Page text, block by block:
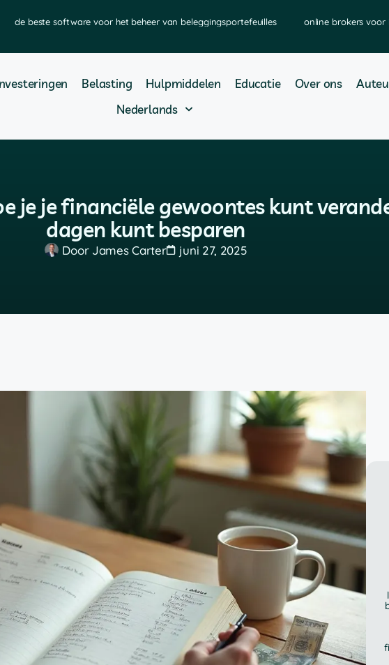
de beste software voor het beheer van beleggingsportefeuilles online brokers voor
Belasting Hulpmiddelen Educatie Over ons
Nederlands
je je financiële gewoontes kunt
dagen kunt besparen
DoorJames Carter juni 27, 2025